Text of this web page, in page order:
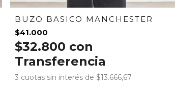
BUZO BASICO MANCHESTER
$41.000
$32.800 con
Transferencia
3 cuotas sin interés de $13.666,67